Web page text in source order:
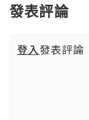
發表評論
登入發表評論